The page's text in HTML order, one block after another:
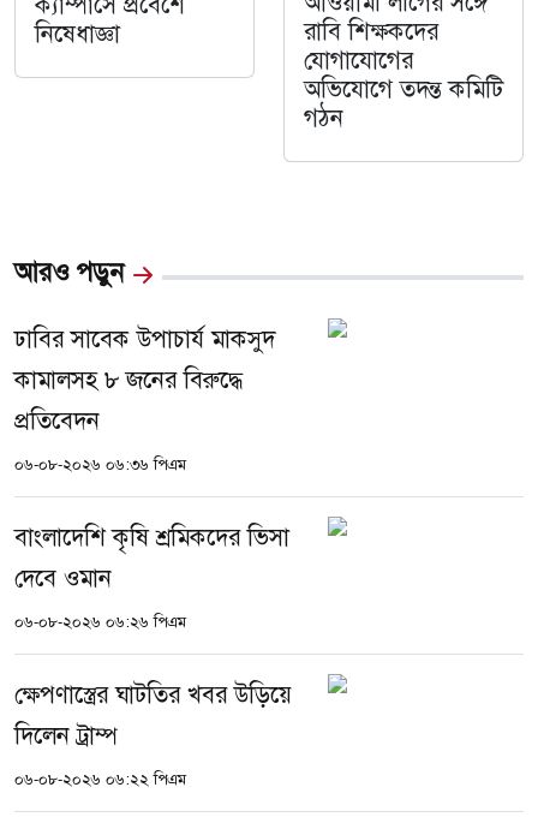
নিষেধাজ্ঞা
রাবি শিক্ষকদের
যোগাযোগের
অভিযোগে তদন্ত কমিটি
গঠন
আরও পড়ুন
ঢাবির সাবেক উপাচার্য মাকসুদ
কামালসহ ৮ জনের বিরুদ্ধে
প্রতিবেদন
০৬-০৮-২০২৬ ০৬:৩৬ পিএম
বাংলাদেশি কৃষি শ্রমিকদের ভিসা
দেবে ওমান
০৬-০৮-২০২৬ ০৬:২৬ পিএম
ক্ষেপণাস্ত্রের ঘাটতির খবর উড়িয়ে
দিলেন ট্রাম্প
০৬-০৮-২০২৬ ০৬:২২ পিএম